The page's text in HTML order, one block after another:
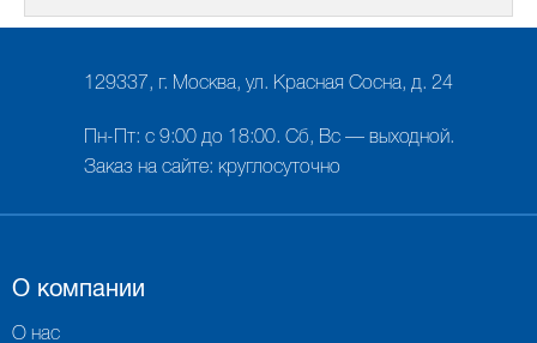
129337, г. Москва, ул. Красная Сосна, д. 24
Пн-Пт: с 9:00 до 18:00. Сб, Вс — выходной.
Заказ на сайте: круглосуточно
О компании
О нас